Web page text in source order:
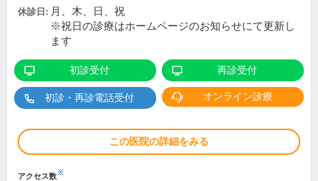
休診日: 月、木、日、祝
※祝日の診療はホームページのお知らせにて更新し
ます
初診受付 再診受付
初診・再診電話受付 オンライン診療
この医院の詳細をみる
アクセス数※